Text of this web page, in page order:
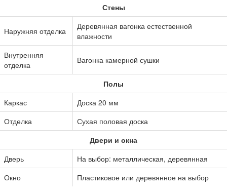
Стены
Наружняя отделка
Деревянная вагонка естественной
влажности
Внутренняя
отделка
Вагонка камерной сушки
Полы
Каркас
Доска 20 мм
Отделка
Сухая половая доска
Двери и окна
Дверь
На выбор: металлическая, деревянная
Окно
Пластиковое или деревянное на выбор